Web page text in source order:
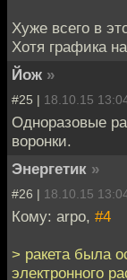
Хуже всего в
Хотя графика
Йож »
#25 | 18.10.15
Одноразовые
воронки.
Энергетик »
#26 | 18.10.15
Кому: arpo, #4
> ракета была
электронного